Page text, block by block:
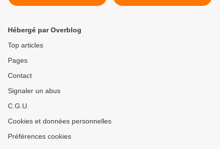
en Formule E
Hébergé par Overblog
Top articles
Pages
Contact
Signaler un abus
C.G.U.
Cookies et données personnelles
Préférences cookies